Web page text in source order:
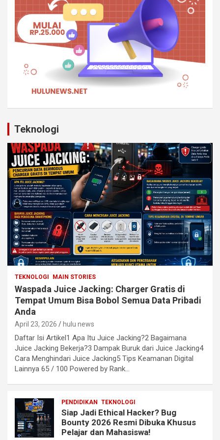
Teknologi
TEKNOLOGI MAIN STORIES
Waspada Juice Jacking: Charger Gratis di
Tempat Umum Bisa Bobol Semua Data Pribadi
Anda
April 23, 2026 hulu news
Daftar Isi Artikel1 Apa Itu Juice Jacking?2 Bagaimana
Juice Jacking Bekerja?3 Dampak Buruk dari Juice Jacking4
Cara Menghindari Juice Jacking5 Tips Keamanan Digital
Lainnya 65 / 100 Powered by Rank…
PENDIDIKAN TEKNOLOGI
Siap Jadi Ethical Hacker? Bug
Bounty 2026 Resmi Dibuka Khusus
Pelajar dan Mahasiswa!